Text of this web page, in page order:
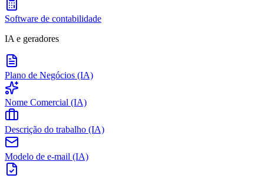
Software de contabilidade
IA e geradores
Plano de Negócios (IA)
Nome Comercial (IA)
Descrição do trabalho (IA)
Modelo de e-mail (IA)